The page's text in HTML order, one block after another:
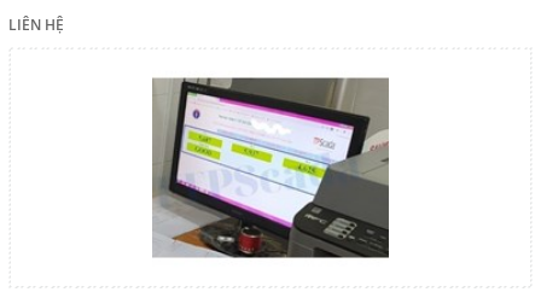
LIÊN HỆ